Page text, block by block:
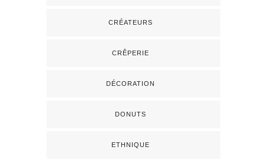
CRÉATEURS
CRÊPERIE
DÉCORATION
DONUTS
ETHNIQUE